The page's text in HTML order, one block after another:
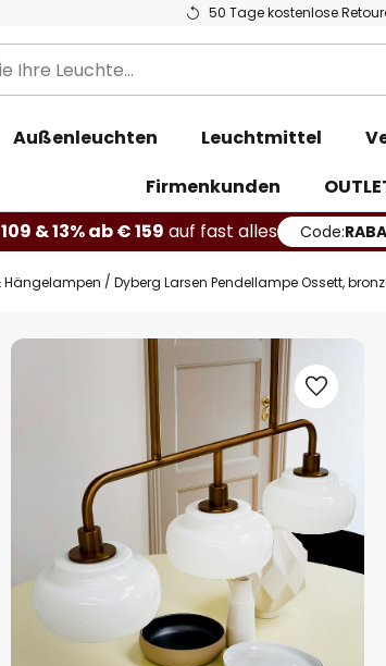
50 Tage kostenlose
Außenleuchten Leuchtmittel
Firmenkunden
& 13% ab € 159 auf fast alles Code:
Hängelampen Dyberg Larsen Pendellampe Ossett,